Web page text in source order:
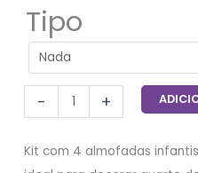
Tipo
- +
Kit com 4 almofadas